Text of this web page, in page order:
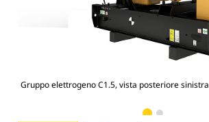
Gruppo elettrogeno C1.5, vista posteriore sinistra